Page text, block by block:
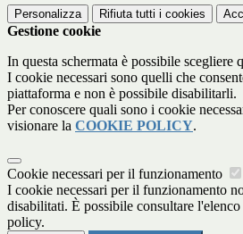
Personalizza Rifiuta tutti i cookies
Gestione cookie
In questa schermata è possibile scegliere
I cookie necessari sono quelli che
piattaforma e non è possibile disabilitarli.
Per conoscere quali sono i cookie
visionare la COOKIE POLICY.
Cookie necessari per il funzionamento
I cookie necessari per il funzionamento
disabilitati. È possibile consultare
policy.